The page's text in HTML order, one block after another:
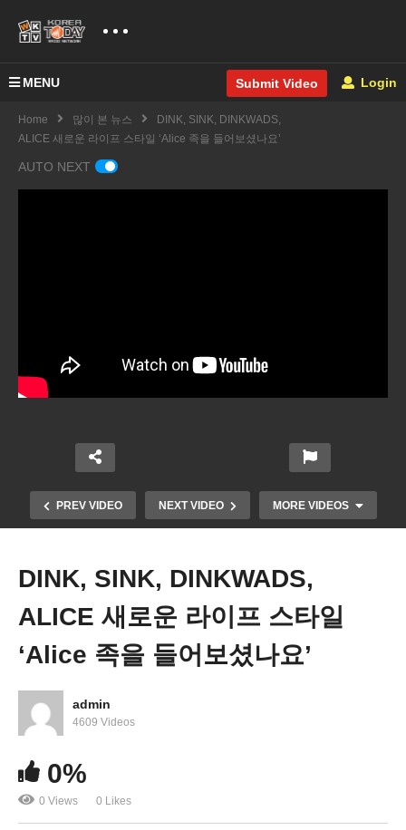
MENU Submit Video Login
Home 많이 본 뉴스
DINK, SINK, DINKWADS,
ALICE 새로운 라이프 스타일 ‘Alice 족을 들어보셨나요’
AUTO NEXT
PREV VIDEO NEXT VIDEO MORE VIDEOS
트럼프 당선 시 전례 없는 대규모 추방 작전 전개 ‘2
천만 명 타겟 전방위 단속’
DINK, SINK, DINKWADS,
ALICE 새로운 라이프 스타일
‘Alice 족을 들어보셨나요’
admin
4609 Videos
0%
0 Views 0 Likes